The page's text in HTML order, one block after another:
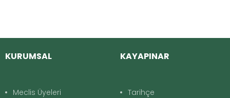
KURUMSAL
Meclis Üyeleri
KAYAPINAR
Tarihçe